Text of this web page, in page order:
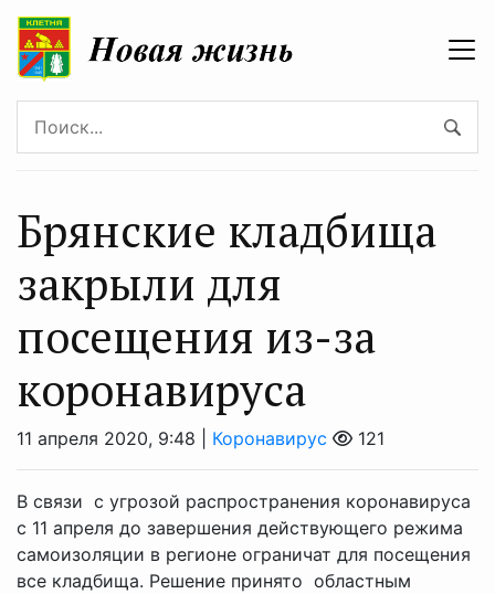
Брянские кладбища
закрыли для
посещения из-за
коронавируса
11 апреля 2020, 9:48 | Коронавирус 121
В связи с угрозой распространения коронавируса
с 11 апреля до завершения действующего режима
самоизоляции в регионе ограничат для посещения
все кладбища. Решение принято областным